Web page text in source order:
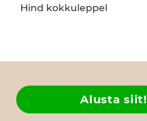
Hind kokkuleppel
Alusta siit!